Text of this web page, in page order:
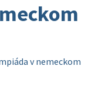
v nemeckom